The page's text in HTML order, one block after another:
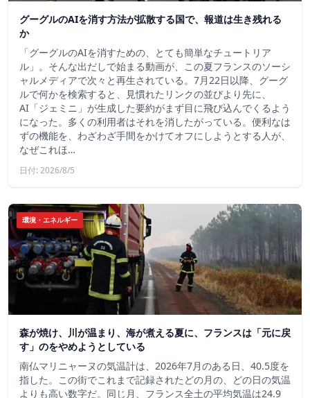
グーグルのAIを消す方法が拡散する国で、報道は生き残れる
か
「グーグルのAIを消すための、とても簡単なチュートリア
ル」。そんな出だしで始まる動画が、この夏フランスのソーシ
ャルメディアで次々と再生されている。7月22日以降、グーグ
ルで何かを検索すると、見慣れたリンクの並びより先に、
AI「ジェミニ」が生成した要約がまず目に飛び込んでくるよう
になった。多くの利用者はそれを消したがっている。便利なは
ずの機能を、わざわざ手間をかけてオフにしようとする人が、
なぜこれほ…
日付: 2026/8/5
環境・エネルギー
森が焼け、川が温まり、海が煮える夏に、フランスは「元に戻
す」のをやめようとしている
南仏マリニャーヌの気温計は、2026年7月のある日、40.5度を
指した。この街でこれまで記録されたどの月の、どの日の気温
よりも高い数字だ。同じ月、フランス全土の平均気温は24.9